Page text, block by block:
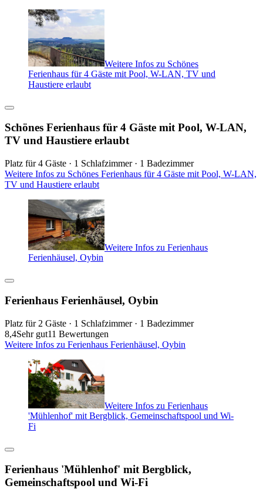
Weitere Infos zu Schönes
Ferienhaus für 4 Gäste mit Pool, W-LAN, TV und
Haustiere erlaubt
Schönes Ferienhaus für 4 Gäste mit Pool, W-LAN,
TV und Haustiere erlaubt
Platz für 4 Gäste · 1 Schlafzimmer · 1 Badezimmer
Weitere Infos zu Schönes Ferienhaus für 4 Gäste mit Pool, W-LAN,
TV und Haustiere erlaubt
Weitere Infos zu Ferienhaus
Ferienhäusel, Oybin
Ferienhaus Ferienhäusel, Oybin
Platz für 2 Gäste · 1 Schlafzimmer · 1 Badezimmer
8,4Sehr gut11 Bewertungen
Weitere Infos zu Ferienhaus Ferienhäusel, Oybin
Weitere Infos zu Ferienhaus
'Mühlenhof' mit Bergblick, Gemeinschaftspool und Wi-
Fi
Ferienhaus 'Mühlenhof' mit Bergblick,
Gemeinschaftspool und Wi-Fi